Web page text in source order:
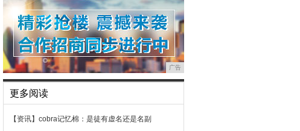
广告
更多阅读
【资讯】 cobra记忆棉：是徒有虚名还是名副